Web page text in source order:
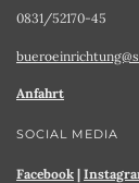
0831/52170-45
Anfahrt
SOCIAL MEDIA
Facebook |